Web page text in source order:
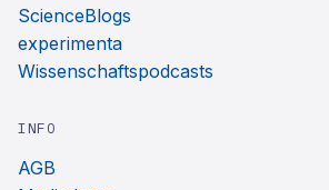
ScienceBlogs
experimenta
Wissenschaftspodcasts
INFO
AGB